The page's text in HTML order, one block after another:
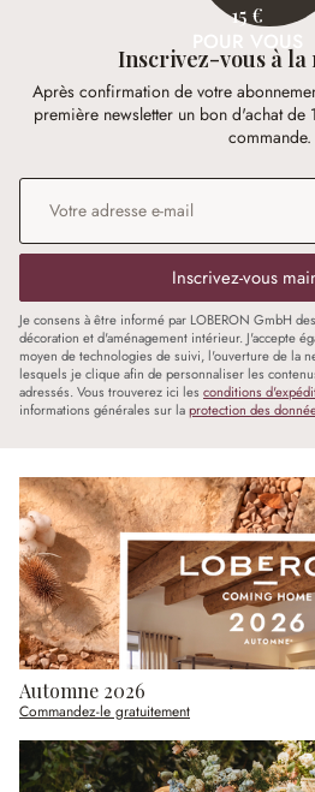
15 €
POUR VOUS
Inscrivez-vous à
Après confirmation de votre
première newsletter un bon d'achat
commande.
Adresse e-mail*
Inscrivez-vous
Je consens à être informé par LOBERON GmbH
décoration et d'aménagement intérieur. J'accepte
moyen de technologies de suivi, l'ouverture de la
lesquels je clique afin de personnaliser les
adressés. Vous trouverez ici les conditions
informations générales sur laprotection des
Automne 2026
Commandez-le gratuitement